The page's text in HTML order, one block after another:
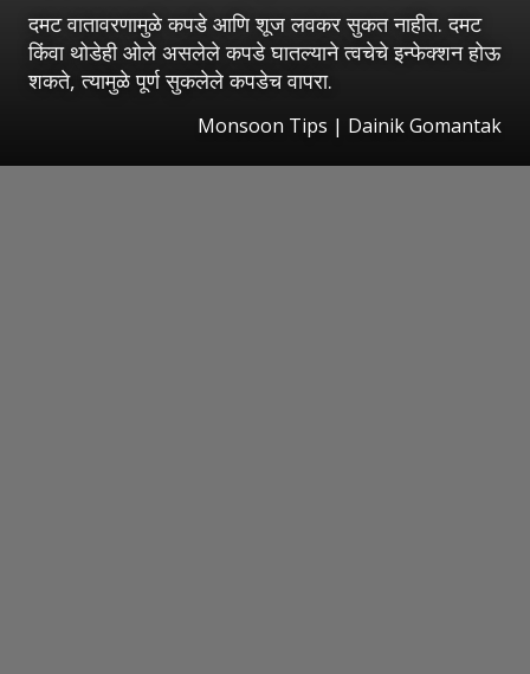
दमट वातावरणामुळे कपडे आणि शूज लवकर सुकत नाहीत. दमट
किंवा थोडेही ओले असलेले कपडे घातल्याने त्वचेचे इन्फेक्शन होऊ
शकते, त्यामुळे पूर्ण सुकलेले कपडेच वापरा.
Monsoon Tips | Dainik Gomantak